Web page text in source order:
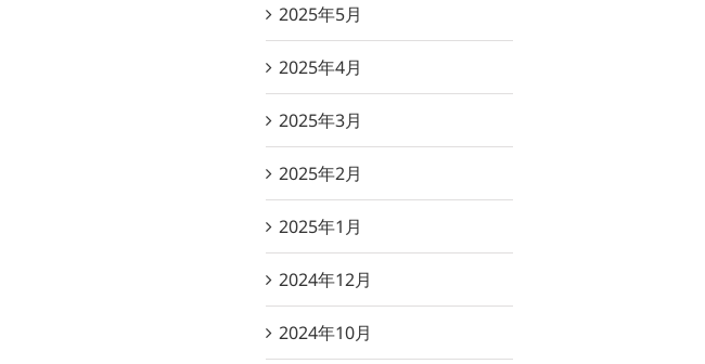
2025年5月
2025年4月
2025年3月
2025年2月
2025年1月
2024年12月
2024年10月